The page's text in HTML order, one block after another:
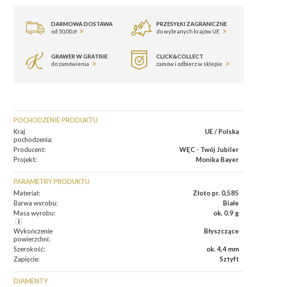
DARMOWA DOSTAWA
od 50,00 zł
PRZESYŁKI ZAGRANICZNE
do wybranych krajów UE
GRAWER W GRATISIE
do zamówienia
CLICK&COLLECT
zamów i odbierz w sklepie
POCHODZENIE PRODUKTU
Kraj
pochodzenia:
UE / Polska
Producent:
WĘC - Twój Jubiler
Projekt: Monika Bayer
PARAMETRY PRODUKTU
Materiał:
Złoto pr. 0,585
Barwa wyrobu:
Białe
Masa wyrobu: ok. 0.9 g
Wykończenie
powierzchni:
Błyszczące
Szerokość:
ok. 4,4 mm
Zapięcie: Sztyft
DIAMENTY